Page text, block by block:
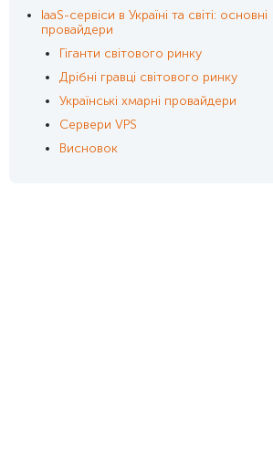
IaaS-сервіси в Україні та світі: основні
провайдери
Гіганти світового ринку
Дрібні гравці світового ринку
Українські хмарні провайдери
Сервери VPS
Висновок